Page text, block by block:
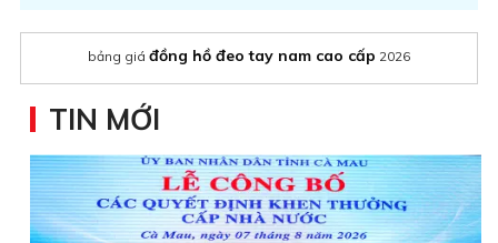
bảng giá đồng hồ đeo tay nam cao cấp 2026
TIN MỚI